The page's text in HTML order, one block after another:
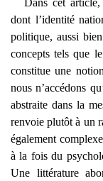
dont l’identité
politique, aussi
concepts tels que
constitue une
nous n’accédons
abstraite dans la
renvoie plutôt à un
également
à la fois du
Une littérature